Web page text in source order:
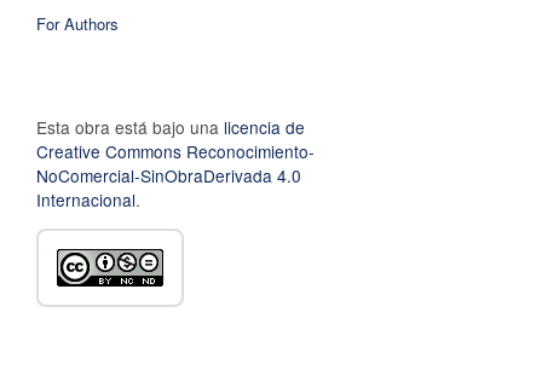
For Authors
Esta obra está bajo una licencia de
Creative Commons Reconocimiento-
NoComercial-SinObraDerivada 4.0
Internacional.